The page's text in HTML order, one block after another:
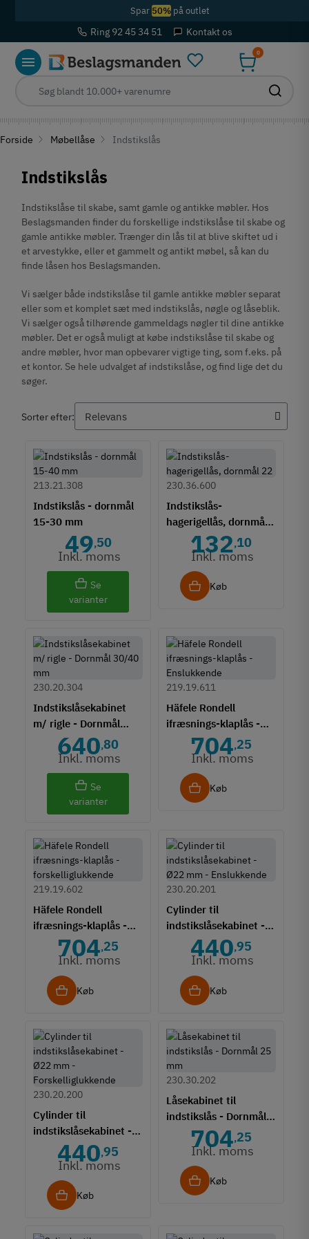
Spar 50%på outlet
Ring 92 45 34 51 Kontakt os
0
Forside Møbellåse Indstikslås
Indstikslås
Indstikslåse til skabe, samt gamle og antikke møbler. Hos
Beslagsmanden finder du forskellige indstikslåse til skabe og
gamle antikke møbler. Trænger din lås til at blive skiftet ud i
et arvestykke, eller et gammelt og antikt møbel, så kan du
finde låsen hos Beslagsmanden.
Vi sælger både indstikslåse til gamle antikke møbler separat
eller som et komplet sæt med indstikslås, nøgle og låseblik.
Vi sælger også tilhørende gammeldags nøgler til dine antikke
møbler. Det er også muligt at købe indstikslåse til skabe og
andre møbler, hvor man opbevarer vigtige ting, som f.eks. på
et kontor. Se hele udvalget af indstikslåse, og find lige det du
søger.
Sorter efter:
Indstikslås - dornmål
15-30 mm
213.21.308
49,50
Inkl. moms
Se
varianter
Indstikslås-
hagerigellås, dornmål
22 mm
230.36.600
132,10
Inkl. moms
Køb
Indstikslåsekabinet
m/ rigle - Dornmål
30/40 mm
230.20.304
640,80
Inkl. moms
Se
varianter
Häfele Rondell
ifræsnings-klaplås -
Enslukkende
219.19.611
704,25
Inkl. moms
Køb
Häfele Rondell
ifræsnings-klaplås -
Forskelliglukkende
219.19.602
704,25
Inkl. moms
Køb
Cylinder til
indstikslåsekabinet -
Ø22 mm -
Enslukkende
230.20.201
440,95
Inkl. moms
Køb
Cylinder til
indstikslåsekabinet -
Ø22 mm -
Forskelliglukkende
230.20.200
440,95
Inkl. moms
Køb
Låsekabinet til
indstikslås - Dornmål
25 mm
230.30.202
704,25
Inkl. moms
Køb